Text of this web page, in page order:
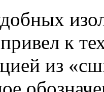
к
из